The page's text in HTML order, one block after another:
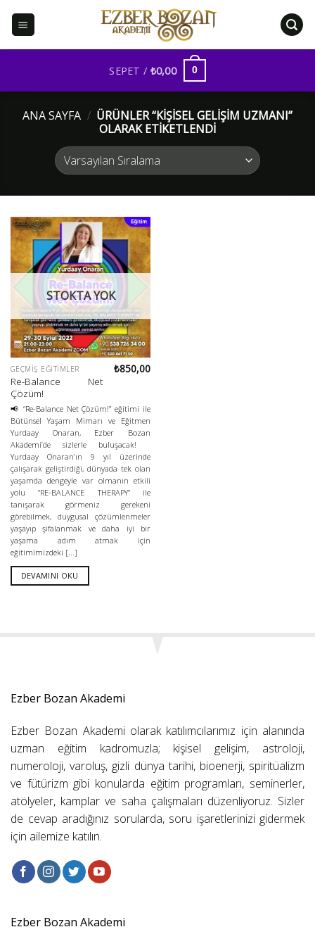
SEPET / ₺0,00 0
ANA SAYFA / ÜRÜNLER “KIŞISEL GELIŞIM UZMANI”
OLARAK ETIKETLENDI
STOKTA YOK
GEÇMIŞ EĞITIMLER
Re-Balance Net
Çözüm!
₺850,00
📢 “Re-Balance Net Çözüm!” eğitimi ile
Bütünsel Yaşam Mimarı ve Eğitmen
Yurdaay Onaran, Ezber Bozan
Akademi’de sizlerle buluşacak!
Yurdaay Onaran’ın 9 yıl üzerinde
çalışarak geliştirdiği, dünyada tek olan
yaşamda dengeyle var olmanın etkili
yolu “RE-BALANCE THERAPY” ile
tanışarak görmeniz gerekeni
görebilmek, duygusal çözümlenmeler
yaşayıp şifalanmak ve daha iyi bir
yaşama adım atmak için
eğitimimizdeki [...]
DEVAMINI OKU
Ezber Bozan Akademi
Ezber Bozan Akademi olarak katılımcılarımız için alanında
uzman eğitim kadromuzla; kişisel gelişim, astroloji,
numeroloji, varoluş, gizli dünya tarihi, bioenerji, spiritüalizm
ve fütürizm gibi konularda eğitim programları, seminerler,
atölyeler, kamplar ve saha çalışmaları düzenliyoruz. Sizler
de cevap aradığınız sorularda, soru işaretlerinizi gidermek
için ailemize katılın.
Ezber Bozan Akademi